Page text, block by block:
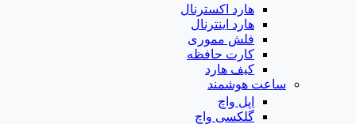
هارد اکسترنال
هارد اینترنال
فلش مموری
کارت حافظه
کیف هارد
ساعت هوشمند
اپل واچ
گلکسی واچ